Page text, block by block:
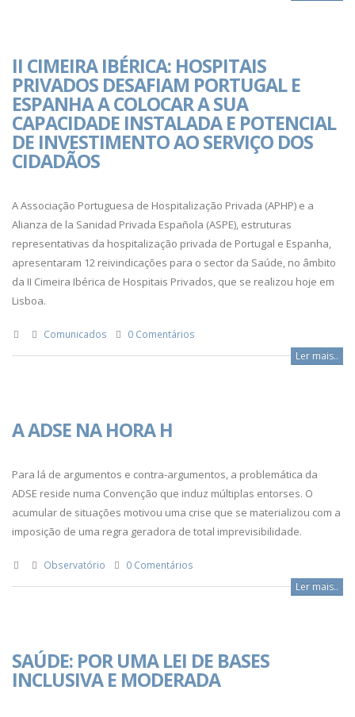
II CIMEIRA IBÉRICA: HOSPITAIS
PRIVADOS DESAFIAM PORTUGAL E
ESPANHA A COLOCAR A SUA
CAPACIDADE INSTALADA E POTENCIAL
DE INVESTIMENTO AO SERVIÇO DOS
CIDADÃOS
A Associação Portuguesa de Hospitalização Privada (APHP) e a
Alianza de la Sanidad Privada Española (ASPE), estruturas
representativas da hospitalização privada de Portugal e Espanha,
apresentaram 12 reivindicações para o sector da Saúde, no âmbito
da II Cimeira Ibérica de Hospitais Privados, que se realizou hoje em
Lisboa.
Comunicados 0 Comentários
Ler mais..
A ADSE NA HORA H
Para lá de argumentos e contra-argumentos, a problemática da
ADSE reside numa Convenção que induz múltiplas entorses. O
acumular de situações motivou uma crise que se materializou com a
imposição de uma regra geradora de total imprevisibilidade.
Observatório 0 Comentários
Ler mais..
SAÚDE: POR UMA LEI DE BASES
INCLUSIVA E MODERADA